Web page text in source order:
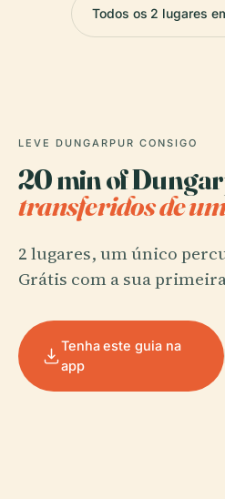
Todos os 2 lugares
LEVE DUNGARPUR CONSIGO
20 min of
transferidos de
2 lugares, um único
Grátis com a sua
Tenha este guia na
app